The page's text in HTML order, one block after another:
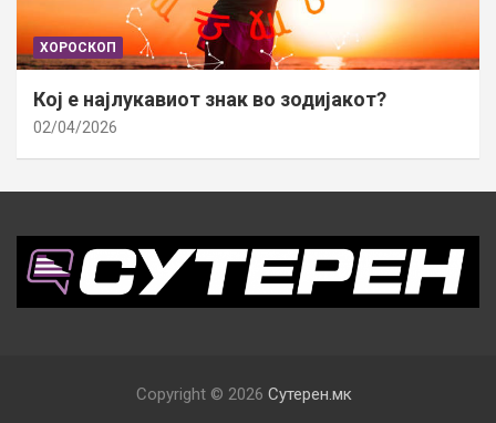
ХОРОСКОП
Кој е најлукавиот знак во зодијакот?
02/04/2026
Copyright © 2026 Сутерен.мк